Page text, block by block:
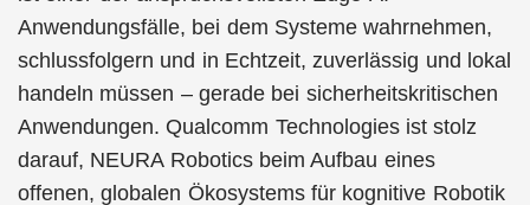
Anwendungsfälle, bei dem Systeme wahrnehmen,
schlussfolgern und in Echtzeit, zuverlässig und lokal
handeln müssen – gerade bei sicherheitskritischen
Anwendungen. Qualcomm Technologies ist stolz
darauf, NEURA Robotics beim Aufbau eines
offenen, globalen Ökosystems für kognitive Robotik